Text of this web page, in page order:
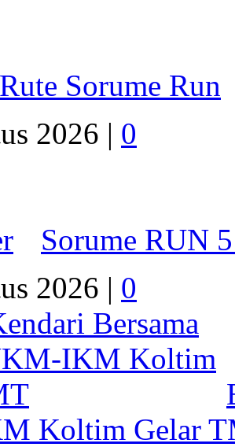
Rute Sorume Run
2026 | 0
Sorume RUN
2026 | 0
Koltim Gelar